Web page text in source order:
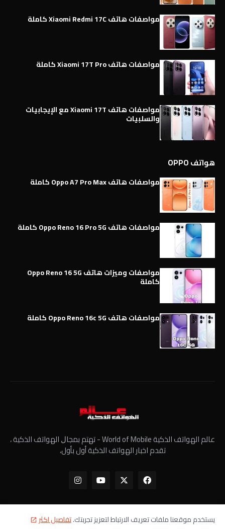
مواصفات هاتف Xiaomi Redmi 17C كاملة
مواصفات هاتف Xiaomi 17T Pro كاملة
مواصفات هاتف Xiaomi 17T مع الإيجابيات
والسلبيات
هواتف OPPO
مواصفات هاتف Oppo A7 Pro Max كاملة
مواصفات هاتف Oppo Reno 16 Pro 5G كاملة
مواصفات وميزات هاتف Oppo Reno 16 5G
كاملة
مواصفات هاتف Oppo Reno 16c 5G كاملة
عالم الهواتف الذكية World of Mobile - ﺗﻬﺘﻢ ﺑﻤﺠﺎﻝ الهواتف الذكية ،
تقدم اخبار الهواتف الذكية أول بأول،
يستخدم موقعنا ملفات تعريف الارتباط لتعزيز تجربتك.تفاصيل اكثر